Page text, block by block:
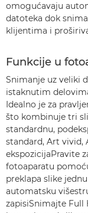
omogućavaju
datoteka dok
klijentima i
Funkcije u
Snimanje uz veliki
istaknutim
Idealno je za
što kombinuje tri
standardnu,
standard, Art vivid,
ekspozicijaPravite
fotoaparatu
preklapa slike
automatsku
zapisiSnimajte Full